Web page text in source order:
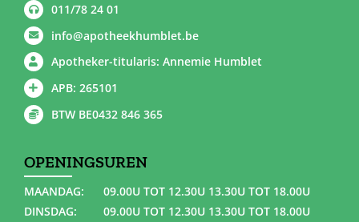
011/78 24 01
info@apotheekhumblet.be
Apotheker-titularis: Annemie Humblet
APB: 265101
BTW BE0432 846 365
OPENINGSUREN
MAANDAG:
09.00U TOT 12.30U 13.30U TOT 18.00U
DINSDAG:
09.00U TOT 12.30U 13.30U TOT 18.00U